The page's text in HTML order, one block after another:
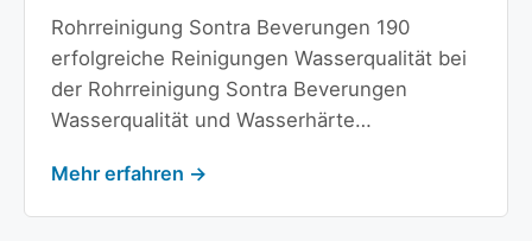
Rohrreinigung Sontra Beverungen 190
erfolgreiche Reinigungen Wasserqualität bei
der Rohrreinigung Sontra Beverungen
Wasserqualität und Wasserhärte…
Mehr erfahren →